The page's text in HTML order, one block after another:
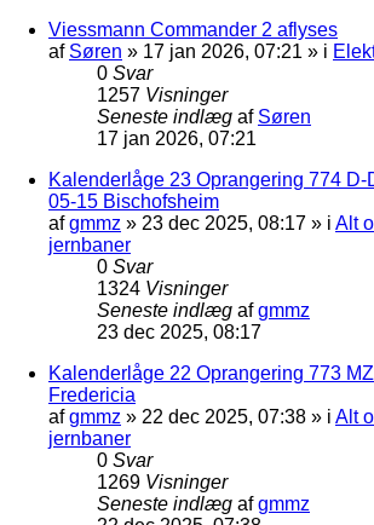
Viessmann Commander 2 aflyses
af Søren » 17 jan 2026, 07:21 » i
0 Svar
1257 Visninger
Seneste indlæg af Søren
17 jan 2026, 07:21
Kalenderlåge 23 Oprangering 774
05-15 Bischofsheim
afgmmz » 23 dec 2025, 08:17 » i Alt
jernbaner
0 Svar
1324 Visninger
Seneste indlæg afgmmz
23 dec 2025, 08:17
Kalenderlåge 22 Oprangering 773
Fredericia
afgmmz » 22 dec 2025, 07:38 » i Alt
jernbaner
0 Svar
1269 Visninger
Seneste indlæg afgmmz